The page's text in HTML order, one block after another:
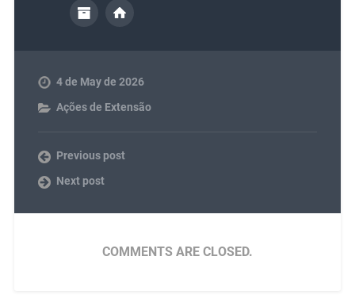
4 de May de 2026
Ações de Extensão
Previous post
Next post
COMMENTS ARE CLOSED.